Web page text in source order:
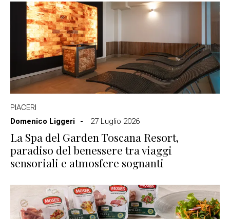
PIACERI
Domenico Liggeri
27 Luglio 2026
La Spa del Garden Toscana Resort,
paradiso del benessere tra viaggi
sensoriali e atmosfere sognanti